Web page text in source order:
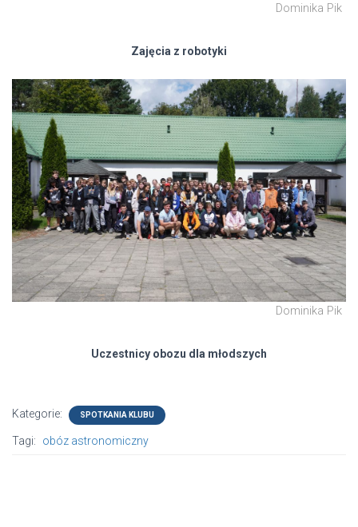
Dominika Pik
Zajęcia z robotyki
Dominika Pik
Uczestnicy obozu dla młodszych
Kategorie: SPOTKANIA KLUBU
Tagi: obóz astronomiczny